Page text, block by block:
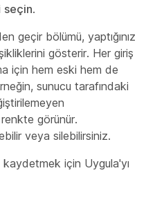
seçin.
geçir bölümü, yaptığınız
gösterir. Her giriş
için hem eski hem de
sunucu tarafındaki
renkte görünür.
veya silebilirsiniz.
kaydetmek için Uygula'yı